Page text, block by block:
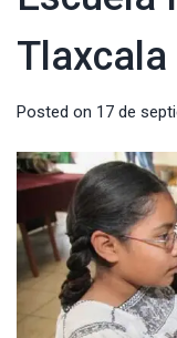
Tlaxcala
Posted on 17 de